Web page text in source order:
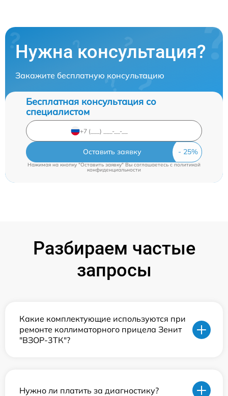
Нужна консультация?
Закажите бесплатную консультацию
Бесплатная консультация со
специалистом
Оставить заявку
Нажимая на кнопку "Оставить заявку" Вы соглашаетесь c политикой
конфиденциальности
Разбираем частые
запросы
Какие комплектующие используются при
ремонте коллиматорного прицела Зенит
"ВЗОР-3ТК"?
Нужно ли платить за диагностику?